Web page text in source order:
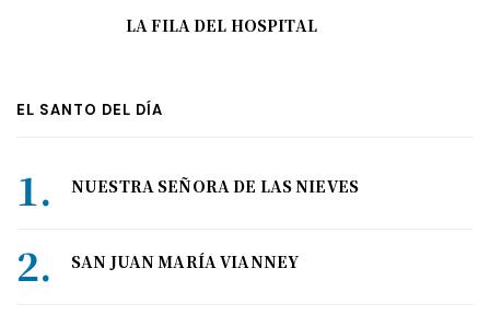
LA FILA DEL HOSPITAL
EL SANTO DEL DÍA
NUESTRA SEÑORA DE LAS NIEVES
SAN JUAN MARÍA VIANNEY